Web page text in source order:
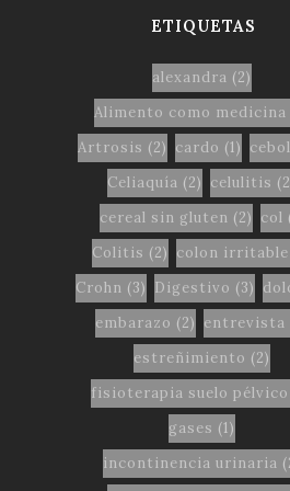
ETIQUETAS
alexandra (2)
Alimento como medicina
Artrosis (2) cardo (1)
Celiaquía (2) celulitis
cereal sin gluten (2) col
Colitis (2) colon irritable
Crohn (3) Digestivo (3)
embarazo (2) entrevista
estreñimiento (2)
fisioterapia suelo pélvico
gases (1)
incontinencia urinaria